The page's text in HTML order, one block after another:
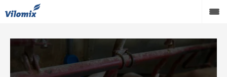
Grise
Kvæg